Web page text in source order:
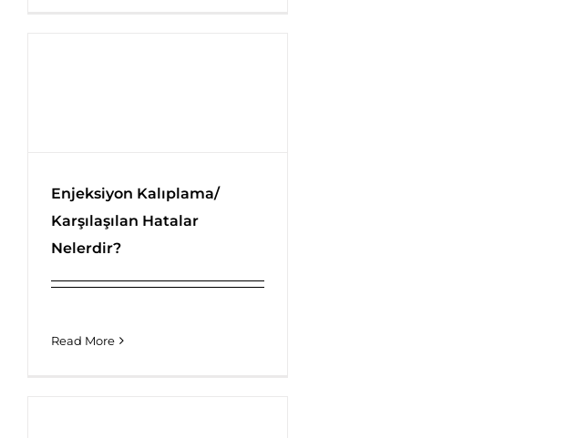
Enjeksiyon Kalıplama/
Karşılaşılan Hatalar Nelerdir?
Enjeksiyon Kalıplama/
Karşılaşılan Hatalar
Nelerdir?
Read More